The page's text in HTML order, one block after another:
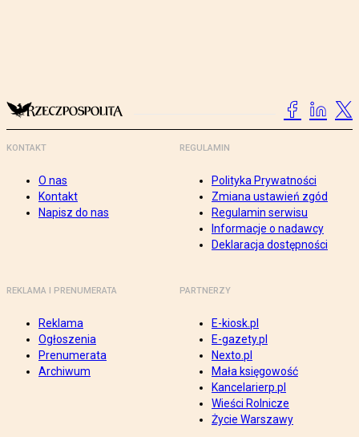
KONTAKT
O nas
Kontakt
Napisz do nas
REGULAMIN
Polityka Prywatności
Zmiana ustawień zgód
Regulamin serwisu
Informacje o nadawcy
Deklaracja dostępności
REKLAMA I PRENUMERATA
Reklama
Ogłoszenia
Prenumerata
Archiwum
PARTNERZY
E-kiosk.pl
E-gazety.pl
Nexto.pl
Mała księgowość
Kancelarierp.pl
Wieści Rolnicze
Życie Warszawy